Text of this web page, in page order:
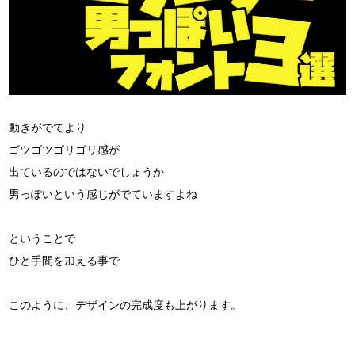
動きがでてより
ゴツゴツゴリゴリ感が
出ているのではないでしょうか
男っぽいという感じがでていますよね
ということで
ひと手間を加える事で
このように、デザインの完成度も上がります。